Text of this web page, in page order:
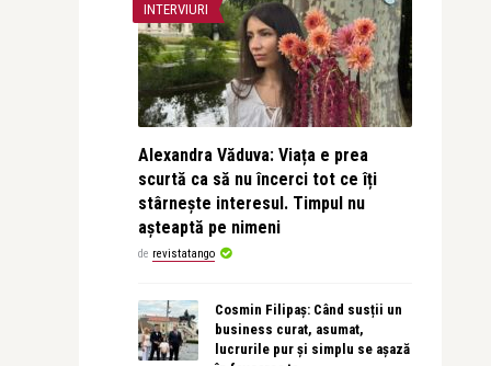
INTERVIURI
Alexandra Văduva: Viața e prea
scurtă ca să nu încerci tot ce îți
stârnește interesul. Timpul nu
așteaptă pe nimeni
de revistatango
Cosmin Filipaș: Când susții un
business curat, asumat,
lucrurile pur și simplu se așază